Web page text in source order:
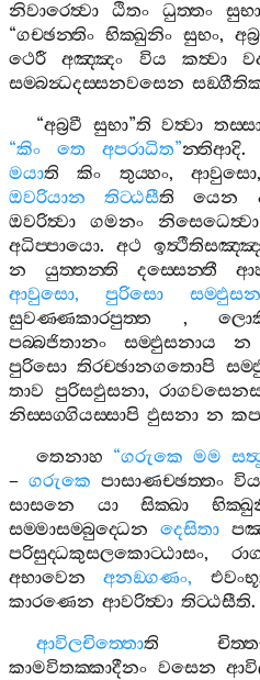
නිවාරෙත්‍වා
ඨිතං ධුත‍්තං සුභා
“ගච‍්ඡන‍්තිං භික‍්ඛුනිං සුභං,
ථෙරී
අඤ‍්ඤං විය කත්‍වා
සම‍්බන්‍ධදස‍්සනවසෙන
“අබ්‍රවී සුභා”ති වත්‍වා
“කිං තෙ අපරාධිත”න‍්තිආදි.
මයාති කිං තුය‍්හං,ආවුසො
ඔවරියාන
තිට‍්ඨසීති යෙන
ඔවරිත්‍වා
ගමනං නිසෙධෙත්‍වා
අධිප‍්පායො. අථ
න
යුත‍්තන‍්ති දස‍්සෙන‍්තී
ආවුසො, පුරිසො
සුවණ‍්ණකාරපුත‍්ත ,
පබ‍්බජිතානං
සම‍්ඵුසනාය න
පුරිසො තිරච‍්ඡානගතොපි
තාව පුරිසඵුසනා,
නිස‍්සග‍්ගියස‍්සාපි ඵුසනා න
තෙනාහ “ගරුකෙ මම
– ගරුකෙ පාසාණච‍්ඡත‍්තං විය
සාසනෙ
යා සික‍්ඛා
සම‍්මාසම‍්බුද‍්ධෙන
දෙසිතා
පරිසුද‍්ධකුසලකොට‍්ඨාසං,
අභාවෙන
අනඞ‍්ගණං,
කාරණෙන ආවරිත්‍වා තිට‍්ඨසීති.
ආවිලචිත‍්තොති
කාමවිතක‍්කාදීනං වසෙන